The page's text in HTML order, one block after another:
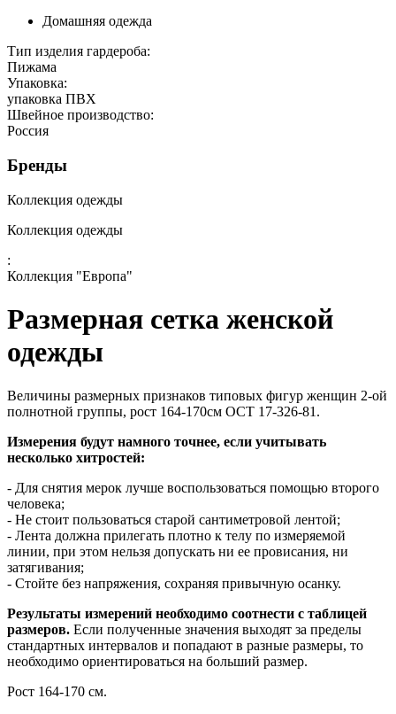
Домашняя одежда
Тип изделия гардероба:
Пижама
Упаковка:
упаковка ПВХ
Швейное производство:
Россия
Бренды
Коллекция одежды
Коллекция одежды
:
Коллекция "Европа"
Размерная сетка женской
одежды
Величины размерных признаков типовых фигур женщин 2-ой
полнотной группы, рост 164-170см ОСТ 17-326-81.
Измерения будут намного точнее, если учитывать
несколько хитростей:
- Для снятия мерок лучше воспользоваться помощью второго
человека;
- Не стоит пользоваться старой сантиметровой лентой;
- Лента должна прилегать плотно к телу по измеряемой
линии, при этом нельзя допускать ни ее провисания, ни
затягивания;
- Стойте без напряжения, сохраняя привычную осанку.
Результаты измерений необходимо соотнести с таблицей
размеров. Если полученные значения выходят за пределы
стандартных интервалов и попадают в разные размеры, то
необходимо ориентироваться на больший размер.
Рост 164-170 см.